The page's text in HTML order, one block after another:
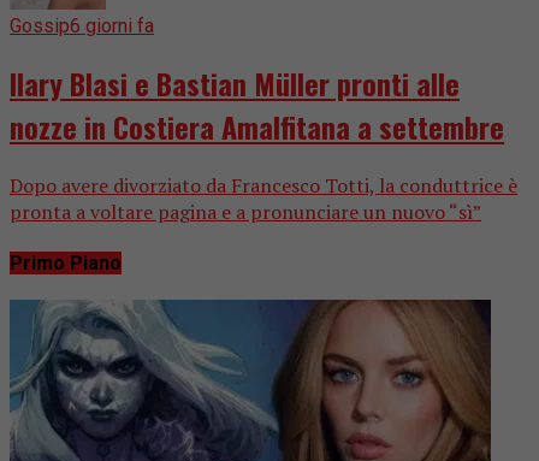
Gossip6 giorni fa
Ilary Blasi e Bastian Müller pronti alle
nozze in Costiera Amalfitana a settembre
Dopo avere divorziato da Francesco Totti, la conduttrice è
pronta a voltare pagina e a pronunciare un nuovo “sì”
Primo Piano